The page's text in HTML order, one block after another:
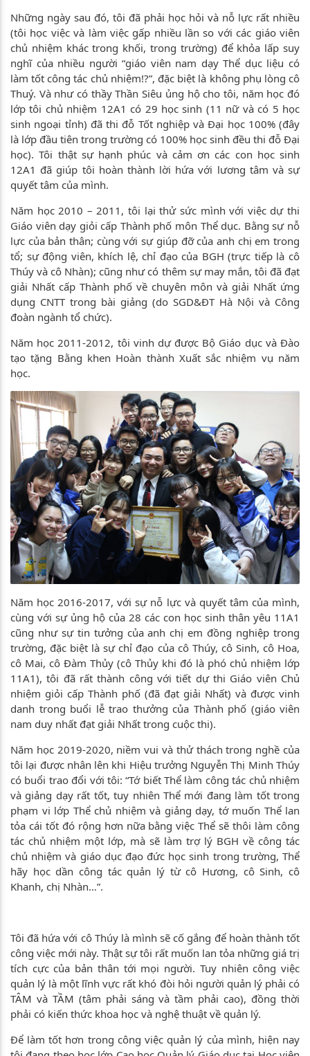
Những ngày sau đó, tôi đã phải học hỏi và nỗ lực rất nhiều
(tôi học việc và làm việc gấp nhiều lần so với các giáo viên
chủ nhiệm khác trong khối, trong trường) để khỏa lấp suy
nghĩ của nhiều người “giáo viên nam dạy Thể dục liệu có
làm tốt công tác chủ nhiệm!?”, đặc biệt là không phụ lòng cô
Thuý. Và như có thầy Thần Siêu ủng hộ cho tôi, năm học đó
lớp tôi chủ nhiệm 12A1 có 29 học sinh (11 nữ và có 5 học
sinh ngoại tỉnh) đã thi đỗ Tốt nghiệp và Đại học 100% (đây
là lớp đầu tiên trong trường có 100% học sinh đều thi đỗ Đại
học). Tôi thật sự hạnh phúc và cảm ơn các con học sinh
12A1 đã giúp tôi hoàn thành lời hứa với lương tâm và sự
quyết tâm của mình.
Năm học 2010 – 2011, tôi lại thử sức mình với việc dự thi
Giáo viên dạy giỏi cấp Thành phố môn Thể dục. Bằng sự nỗ
lực của bản thân; cùng với sự giúp đỡ của anh chị em trong
tổ; sự động viên, khích lệ, chỉ đạo của BGH (trực tiếp là cô
Thúy và cô Nhàn); cũng như có thêm sự may mắn, tôi đã đạt
giải Nhất cấp Thành phố về chuyên môn và giải Nhất ứng
dụng CNTT trong bài giảng (do SGD&ĐT Hà Nội và Công
đoàn ngành tổ chức).
Năm học 2011-2012, tôi vinh dự được Bộ Giáo dục và Đào
tạo tặng Bằng khen Hoàn thành Xuất sắc nhiệm vụ năm
học.
Năm học 2016-2017, với sự nỗ lực và quyết tâm của mình,
cùng với sự ủng hộ của 28 các con học sinh thân yêu 11A1
cũng như sự tin tưởng của anh chị em đồng nghiệp trong
trường, đặc biệt là sự chỉ đạo của cô Thúy, cô Sinh, cô Hoa,
cô Mai, cô Đàm Thủy (cô Thủy khi đó là phó chủ nhiệm lớp
11A1), tôi đã rất thành công với tiết dự thi Giáo viên Chủ
nhiệm giỏi cấp Thành phố (đã đạt giải Nhất) và được vinh
danh trong buổi lễ trao thưởng của Thành phố (giáo viên
nam duy nhất đạt giải Nhất trong cuộc thi).
Năm học 2019-2020, niềm vui và thử thách trong nghề của
tôi lại được nhân lên khi Hiệu trưởng Nguyễn Thị Minh Thúy
có buổi trao đổi với tôi: “Tớ biết Thể làm công tác chủ nhiệm
và giảng dạy rất tốt, tuy nhiên Thể mới đang làm tốt trong
phạm vi lớp Thể chủ nhiệm và giảng dạy, tớ muốn Thể lan
tỏa cái tốt đó rộng hơn nữa bằng việc Thể sẽ thôi làm công
tác chủ nhiệm một lớp, mà sẽ làm trợ lý BGH về công tác
chủ nhiệm và giáo dục đạo đức học sinh trong trường, Thể
hãy học dần công tác quản lý từ cô Hương, cô Sinh, cô
Khanh, chị Nhàn…”.
Tôi đã hứa với cô Thúy là mình sẽ cố gắng để hoàn thành tốt
công việc mới này. Thật sự tôi rất muốn lan tỏa những giá trị
tích cực của bản thân tới mọi người. Tuy nhiên công việc
quản lý là một lĩnh vực rất khó đòi hỏi người quản lý phải có
TÂM và TẦM (tâm phải sáng và tầm phải cao), đồng thời
phải có kiến thức khoa học và nghệ thuật về quản lý.
Để làm tốt hơn trong công việc quản lý của mình, hiện nay